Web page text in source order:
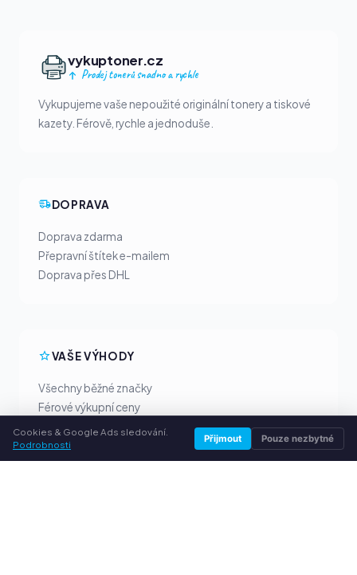
vykuptoner.cz
Prodej tonerů snadno a rychle
Vykupujeme vaše nepoužité originální tonery a tiskové
kazety. Férově, rychle a jednoduše.
DOPRAVA
Doprava zdarma
Přepravní štítek e-mailem
Doprava přes DHL
VAŠE VÝHODY
Všechny běžné značky
Férové výkupní ceny
Peníze předem přes PayPal
Osobní poradenství
Cookies & Google Ads sledování.
Podrobnosti
Přijmout Pouze nezbytné